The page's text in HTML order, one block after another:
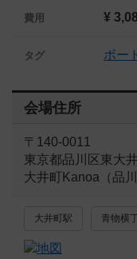
費用 ¥
タグ ボー
会場住所
〒140-0011
東京都品川区東大
大井町Kanoa（品
大井町駅 青物横